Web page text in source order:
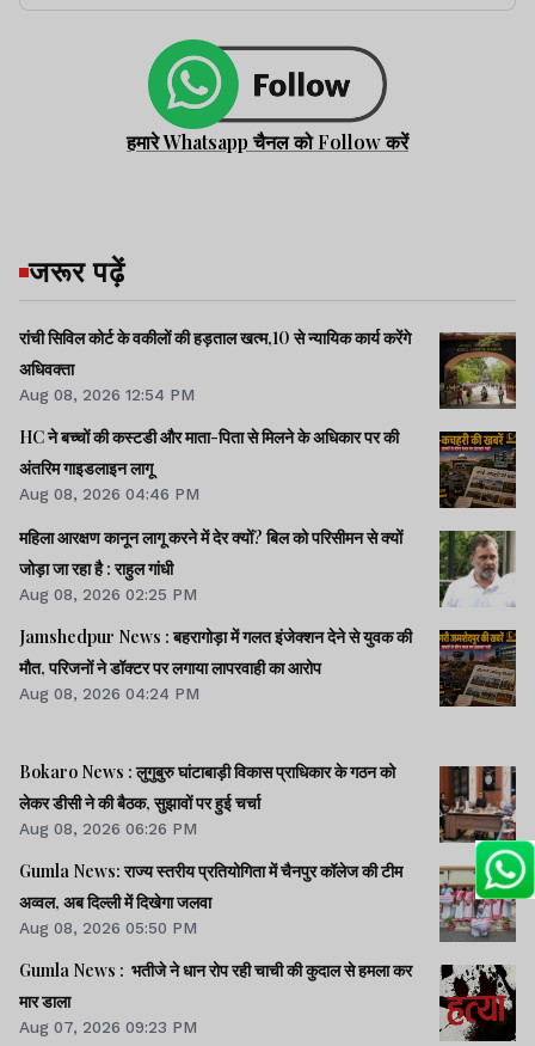
हमारे Whatsapp चैनल को Follow करें
जरूर पढ़ें
रांची सिविल कोर्ट के वकीलों की हड़ताल खत्म,10 से न्यायिक कार्य करेंगे
अधिवक्ता
Aug 08, 2026 12:54 PM
HC ने बच्चों की कस्टडी और माता-पिता से मिलने के अधिकार पर की
अंतरिम गाइडलाइन लागू
Aug 08, 2026 04:46 PM
महिला आरक्षण कानून लागू करने में देर क्यों? बिल को परिसीमन से क्यों
जोड़ा जा रहा है : राहुल गांधी
Aug 08, 2026 02:25 PM
Jamshedpur News : बहरागोड़ा में गलत इंजेक्शन देने से युवक की
मौत, परिजनों ने डॉक्टर पर लगाया लापरवाही का आरोप
Aug 08, 2026 04:24 PM
Bokaro News : लुगुबुरु घांटाबाड़ी विकास प्राधिकार के गठन को
लेकर डीसी ने की बैठक, सुझावों पर हुई चर्चा
Aug 08, 2026 06:26 PM
Gumla News: राज्य स्तरीय प्रतियोगिता में चैनपुर कॉलेज की टीम
अव्वल, अब दिल्ली में दिखेगा जलवा
Aug 08, 2026 05:50 PM
Gumla News : भतीजे ने धान रोप रही चाची की कुदाल से हमला कर
मार डाला
Aug 07, 2026 09:23 PM